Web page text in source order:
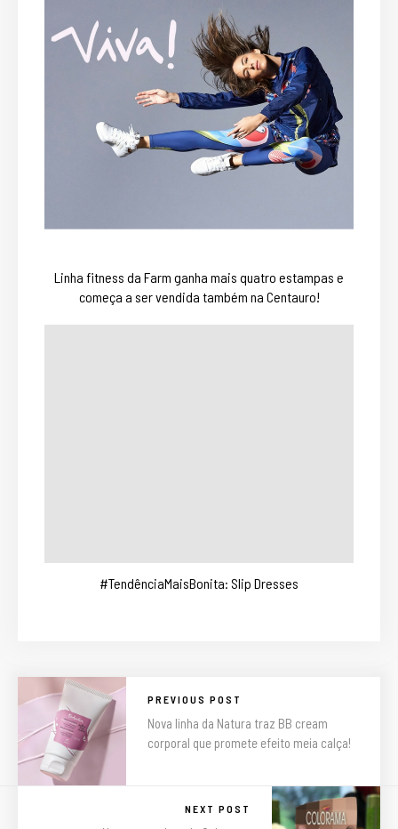
Linha fitness da Farm ganha mais quatro estampas e
começa a ser vendida também na Centauro!
#TendênciaMaisBonita: Slip Dresses
PREVIOUS POST
Nova linha da Natura traz BB cream
corporal que promete efeito meia calça!
NEXT POST